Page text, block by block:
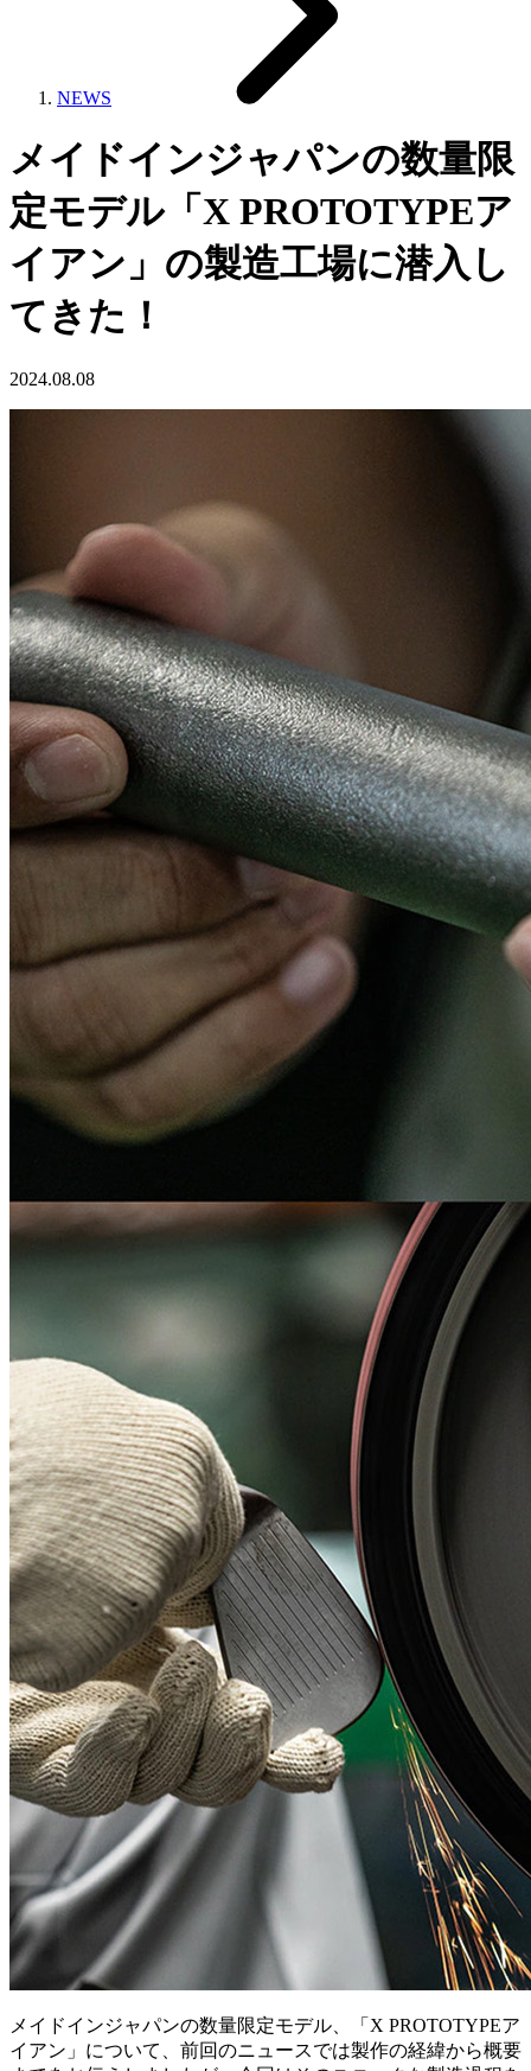
NEWS
メイドインジャパンの数量限
定モデル「X PROTOTYPEア
イアン」の製造工場に潜入し
てきた！
2024.08.08
メイドインジャパンの数量限定モデル、「X PROTOTYPEア
イアン」について、前回のニュースでは製作の経緯から概要